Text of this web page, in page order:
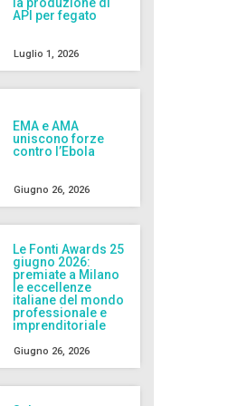
API per fegato
Luglio 1, 2026
EMA e AMA
uniscono forze
contro l’Ebola
Giugno 26, 2026
Le Fonti Awards 25
giugno 2026:
premiate a Milano
le eccellenze
italiane del mondo
professionale e
imprenditoriale
Giugno 26, 2026